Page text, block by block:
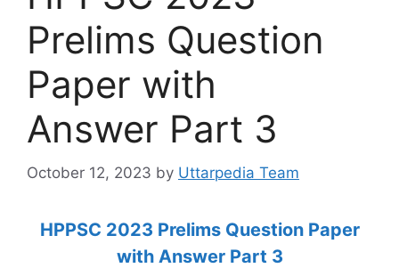
Prelims Question
Paper with
Answer Part 3
October 12, 2023 by Uttarpedia Team
HPPSC 2023 Prelims Question Paper
with Answer Part 3